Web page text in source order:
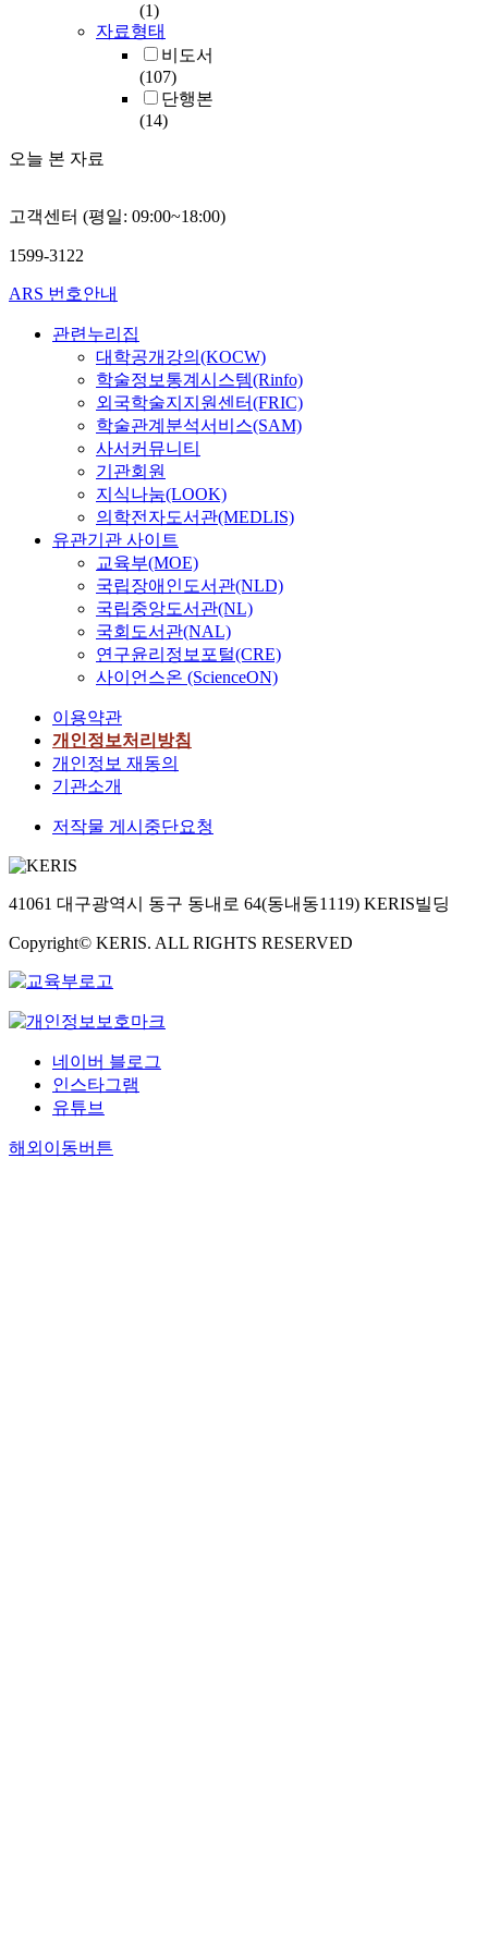
(1)
자료형태
비도서
(107)
단행본
(14)
오늘 본 자료
고객센터 (평일: 09:00~18:00)
1599-3122
ARS 번호안내
관련누리집
대학공개강의(KOCW)
학술정보통계시스템(Rinfo)
외국학술지지원센터(FRIC)
학술관계분석서비스(SAM)
사서커뮤니티
기관회원
지식나눔(LOOK)
의학전자도서관(MEDLIS)
유관기관 사이트
교육부(MOE)
국립장애인도서관(NLD)
국립중앙도서관(NL)
국회도서관(NAL)
연구윤리정보포털(CRE)
사이언스온 (ScienceON)
이용약관
개인정보처리방침
개인정보 재동의
기관소개
저작물 게시중단요청
41061 대구광역시 동구 동내로 64(동내동1119) KERIS빌딩
Copyright© KERIS. ALL RIGHTS RESERVED
네이버 블로그
인스타그램
유튜브
해외이동버튼